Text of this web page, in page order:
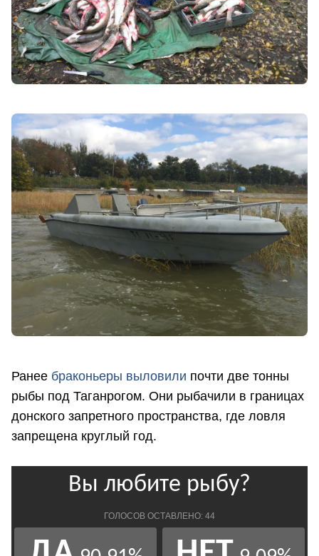
Ранее браконьеры выловили почти две тонны
рыбы под Таганрогом. Они рыбачили в границах
донского запретного пространства, где ловля
запрещена круглый год.